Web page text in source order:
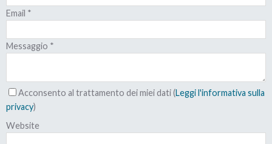
Email *
Messaggio *
Acconsento al trattamento dei miei dati (Leggi l'informativa sulla
privacy)
Website